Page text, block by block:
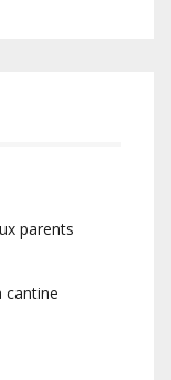
parents
cantine